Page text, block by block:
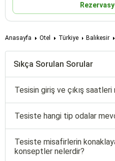
Anasayfa Otel Türkiye Balıkesir
Sıkça Sorulan Sorular
Tesisin giriş ve çıkış saatleri
Tesiste hangi tip odalar
Tesiste misafirlerin
konseptler nelerdir?